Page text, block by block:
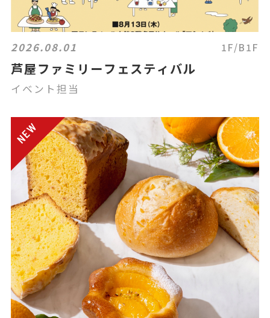
2026.08.01 1F/B1F
芦屋ファミリーフェスティバル
イベント担当